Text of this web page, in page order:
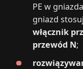
PE w
gniazd
włącznik
przewód N;